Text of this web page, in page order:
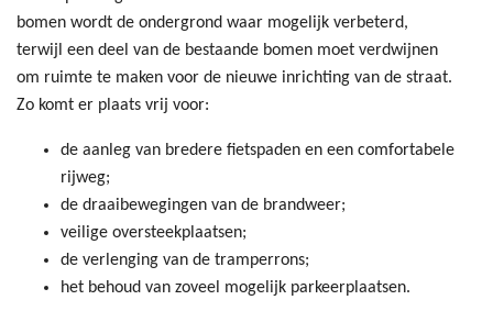
bomen wordt de ondergrond waar mogelijk verbeterd,
terwijl een deel van de bestaande bomen moet verdwijnen
om ruimte te maken voor de nieuwe inrichting van de straat.
Zo komt er plaats vrij voor:
de aanleg van bredere fietspaden en een comfortabele
rijweg;
de draaibewegingen van de brandweer;
veilige oversteekplaatsen;
de verlenging van de tramperrons;
het behoud van zoveel mogelijk parkeerplaatsen.